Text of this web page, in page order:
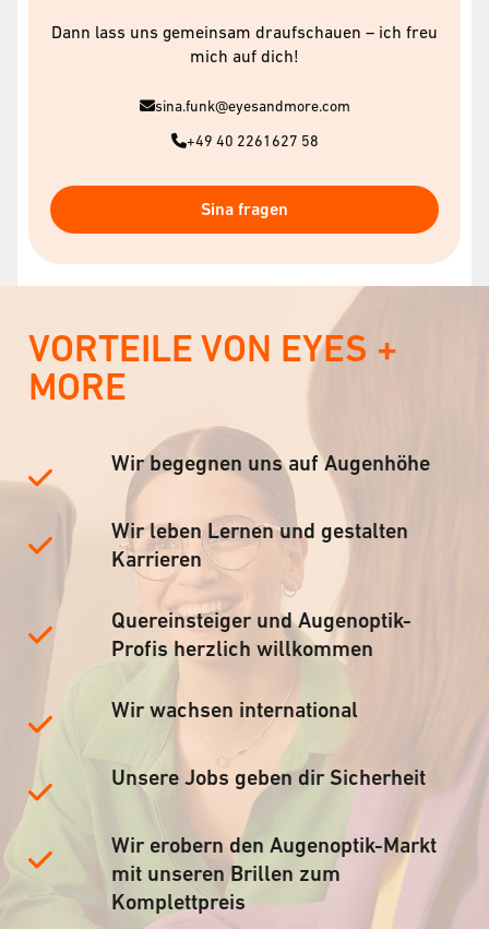
Dann lass uns gemeinsam draufschauen – ich freu
mich auf dich!
sina.funk@eyesandmore.com
+49 40 2261627 58
Sina fragen
VORTEILE VON EYES +
MORE
Wir begegnen uns auf Augenhöhe
Wir leben Lernen und gestalten
Karrieren
Quereinsteiger und Augenoptik-
Profis herzlich willkommen
Wir wachsen international
Unsere Jobs geben dir Sicherheit
Wir erobern den Augenoptik-Markt
mit unseren Brillen zum
Komplettpreis